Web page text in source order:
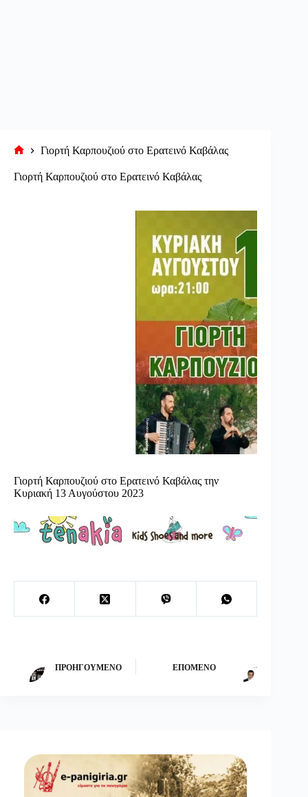
σελίδα
Γιορτή Καρπουζιού στο Ερατεινό Καβάλας
Γιορτή Καρπουζιού στο Ερατεινό Καβάλας
Γιορτή Καρπουζιού στο Ερατεινό Καβάλας την
Κυριακή 13 Αυγούστου 2023
ΠΡΟΗΓΟΎΜΕΝΟ ΕΠΌΜΕΝΟ